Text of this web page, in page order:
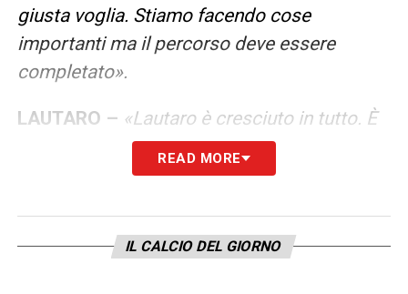
giusta voglia. Stiamo facendo cose
importanti ma il percorso deve essere
completato».
LAUTARO – «Lautaro è cresciuto in tutto. È
cresciuto nel giocare con e senza palla. Ha
fatto dei miglioramenti veramente
questa squadra, ha un grande avvenire
calcolando la giovane età. Ora dipende da
READ MORE
IL CALCIO DEL GIORNO